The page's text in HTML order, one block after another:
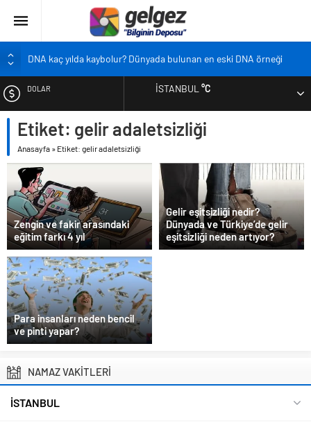
DNA kaç yılda kaybolur? Dünyada bulunan en eski DNA örneği
Pandemi bebekleri neden diğer bebeklerden farklı?
Siyah çay içmek ölüm riskini azaltıyor
Çocukların boyu artık önceden belirlenebilecek
DOLAR
EURO
BIST
İSTANBUL°C
Etiket: gelir adaletsizliği
Anasayfa » Etiket: gelir adaletsizliği
Zengin ve fakir arasındaki
eğitim farkı 4 yıl
Gelir eşitsizliği nedir?
Dünyada ve Türkiye’de gelir
eşitsizliği neden artıyor?
Para insanları neden bencil
ve pinti yapar?
NAMAZ VAKİTLERİ
İSTANBUL